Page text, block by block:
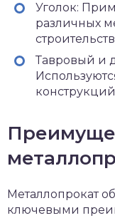
Уголок:
различных
Тавровый и
конструкций
Металлопрокат
ключевыми